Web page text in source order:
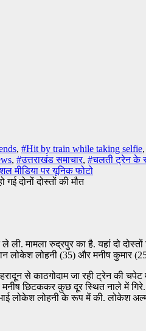
, #Hit by train while taking selfie,
, #उत्तराखंड समाचार, #चलती ट्रेन के
मीडिया पर यूनिक फोटो
ली. मामला रुद्रपुर का है. यहां दो
लोकेश लोहनी (35) और मनीष कुमार
से काठगोदाम जा रही ट्रेन
छिटककर कुछ दूर स्थित नाले में
लोकेश लोहनी के रूप में की. लोकेश